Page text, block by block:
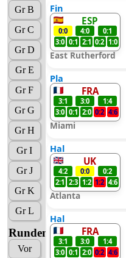
Gr B
Gr C
Gr D
Gr E
Gr F
Gr G
Gr H
Gr I
Gr J
Gr K
Gr L
Runden
Vor
Fin
ESP
0:0 4:0
0:1
3:0 0:1 2:1 0:2 1:0
East Rutherford
Pla
FRA
3:1 3:0
1:4
3:0 0:1 2:0 0:2 4:6
Miami
Hal
UK
4:2 0:0
0:2
2:1 2:3 1:2 1:2 4:6
Atlanta
Hal
FRA
3:1 3:0
1:4
3:0 0:1 2:0 0:2 4:6